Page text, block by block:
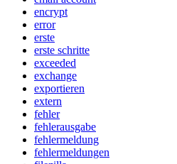
encrypt
error
erste
erste schritte
exceeded
exchange
exportieren
extern
fehler
fehlerausgabe
fehlermeldung
fehlermeldungen